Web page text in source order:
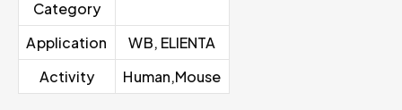
Category
Application
WB, ELIENTA
Activity
Human,Mouse